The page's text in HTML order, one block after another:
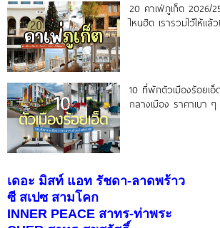
20 คาเฟ่ภูเก็ต 2026/
ไหนฮิต เรารวมไว้ให้แล้ว!
10 ที่พักตัวเมืองร้อยเ
กลางเมือง ราคาเบา
เดอะ มิสท์ แอท รัชดา-ลาดพร้าว
ซี สเปซ สามโคก
INNER PEACE สาทร-ท่าพระ